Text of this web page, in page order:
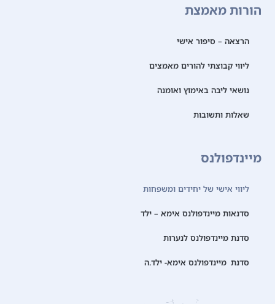
הורות מאמצת
הרצאה – סיפור אישי
ליווי קבוצתי להורים מאמצים
נושאי ליבה באימוץ ואומנה
שאלות ותשובות
מיינדפולנס
ליווי אישי של יחידים ומשפחות
סדנאות מיינדפולנס אימא – ילד
סדנת מיינדפולנס לנערות
סדנת מיינדפולנס אימא- ילד.ה